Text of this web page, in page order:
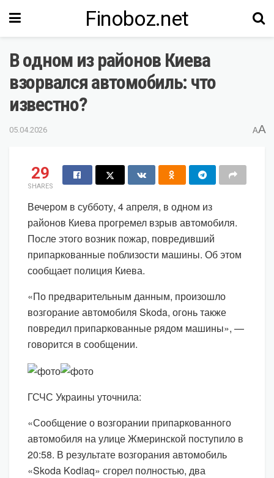
Finoboz.net
В одном из районов Киева
взорвался автомобиль: что
известно?
05.04.2026 AA
29
SHARES
Вечером в субботу, 4 апреля, в одном из
районов Киева прогремел взрыв автомобиля.
После этого возник пожар, повредивший
припаркованные поблизости машины. Об этом
сообщает полиция Киева.
«По предварительным данным, произошло
возгорание автомобиля Skoda, огонь также
повредил припаркованные рядом машины», —
говорится в сообщении.
ГСЧС Украины уточнила:
«Сообщение о возгорании припаркованного
автомобиля на улице Жмеринской поступило в
20:58. В результате возгорания автомобиль
«Skoda Kodiaq» сгорел полностью, два